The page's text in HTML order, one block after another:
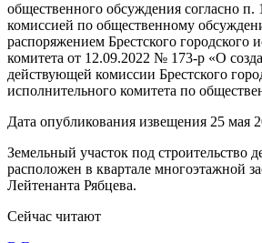
общественного обсуждения согласно
комиссией по общественному
распоряжением Брестского городского
комитета от 12.09.2022 № 173-р «О
действующей комиссии Брестского
исполнительного комитета по
Дата опубликования извещения 25 мая
Земельный участок под строительство
расположен в квартале многоэтажной
Лейтенанта Рябцева.
Сейчас читают